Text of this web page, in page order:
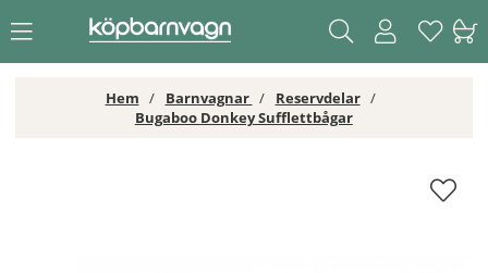
Hem Barnvagnar
Reservdelar
Bugaboo Donkey Sufflettbågar